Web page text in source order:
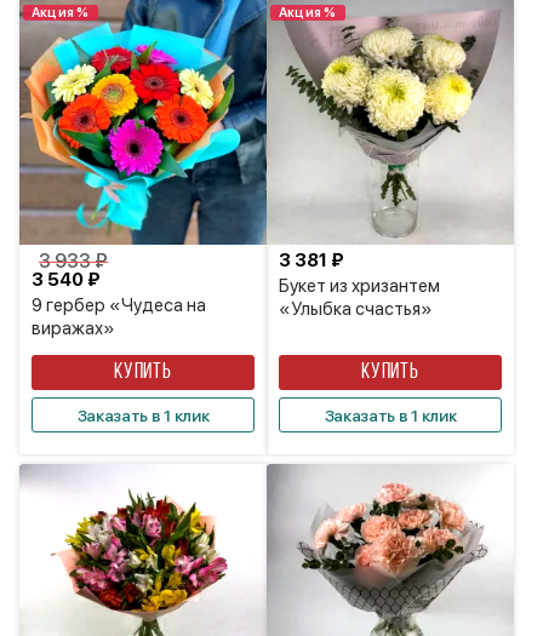
Акция %
9 гербер «Чудеса на
виражах»
3 540 ₽
3 933 ₽
КУПИТЬ
Заказать в 1 клик
Акция %
Букет из хризантем
«Улыбка счастья»
3 381 ₽
КУПИТЬ
Заказать в 1 клик